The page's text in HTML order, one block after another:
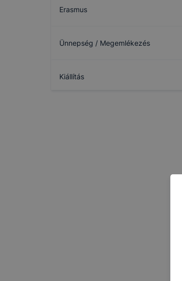
Erasmus
Ünnepség / Megemlékezés
Kiállítás